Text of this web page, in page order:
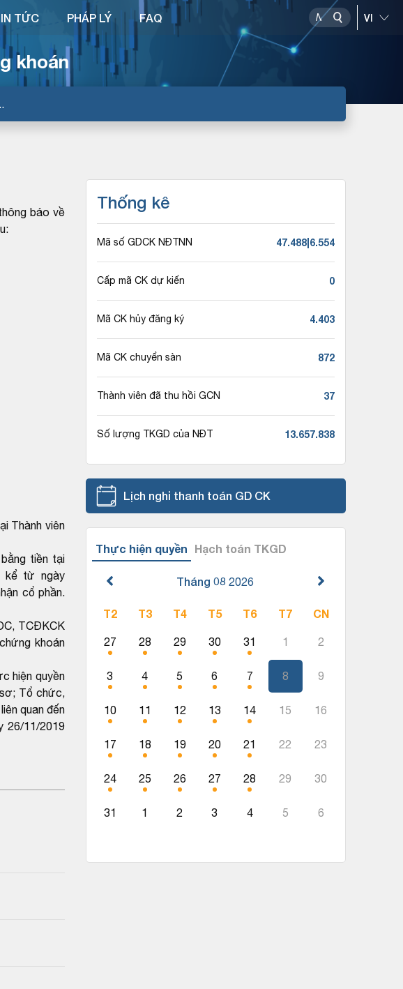
khoán
TỨC PHÁP LÝ FAQ
báo về
Thành viên
tiền tại
kể từ ngày
cổ phần.
TCĐKCK
khoán
hiện quyền
Tổ chức,
quan đến
26/11/2019
Thống kê
Mã số GDCK NĐTNN 47.488|6.554
Cấp mã CK dự kiến 0
Mã CK hủy đăng ký 4.403
Mã CK chuyển sàn 872
Thành viên đã thu hồi GCN 37
Số lượng TKGD của NĐT 13.657.838
Lịch nghỉ thanh toán GD CK
Thực hiện quyền Hạch toán TKGD
Tháng 08 2026
T2 T3 T4 T5 T6 T7 CN
27 28 29 30 31 1 2
3 4 5 6 7 8 9
10 11 12 13 14 15 16
17 18 19 20 21 22 23
24 25 26 27 28 29 30
31 1 2 3 4 5 6